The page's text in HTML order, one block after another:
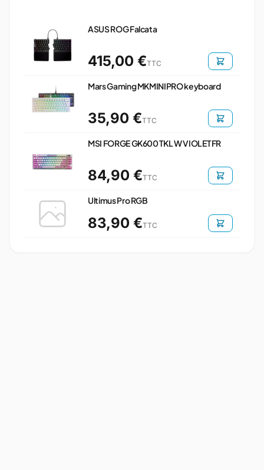
ASUS ROG Falcata
415,00 €TTC
Mars Gaming MKMINIPRO keyboard
35,90 €TTC
MSI FORGE GK600 TKL W VIOLET FR
84,90 €TTC
Ultimus Pro RGB
83,90 €TTC